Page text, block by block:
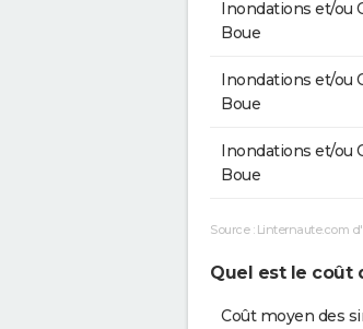
Inondations et/ou
Boue
Inondations et/ou
Boue
Inondations et/ou
Boue
Source : Linternaute.com
Quel est le coût
Coût moyen des